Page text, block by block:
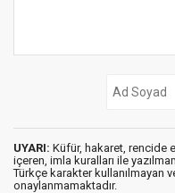
UYARI: Küfür, hakaret, rencide
içeren, imla kuralları ile
Türkçe karakter kullanılmayan
onaylanmamaktadır.